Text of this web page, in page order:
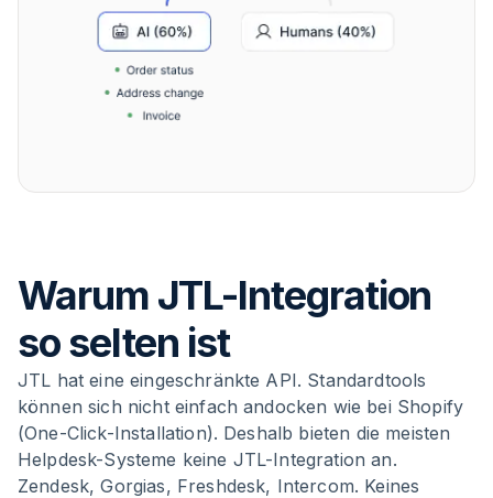
Warum JTL-Integration
so selten ist
JTL hat eine eingeschränkte API. Standardtools
können sich nicht einfach andocken wie bei Shopify
(One-Click-Installation). Deshalb bieten die meisten
Helpdesk-Systeme keine JTL-Integration an.
Zendesk, Gorgias, Freshdesk, Intercom. Keines